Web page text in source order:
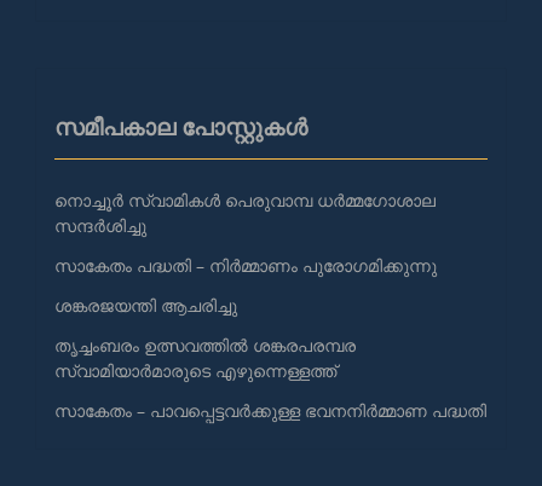
സമീപകാല പോസ്റ്റുകൾ
നൊച്ചൂർ സ്വാമികൾ പെരുവാമ്പ ധർമ്മഗോശാല
സന്ദർശിച്ചു
സാകേതം പദ്ധതി – നിർമ്മാണം പുരോഗമിക്കുന്നു
ശങ്കരജയന്തി ആചരിച്ചു
തൃച്ചംബരം ഉത്സവത്തിൽ ശങ്കരപരമ്പര
സ്വാമിയാർമാരുടെ എഴുന്നെള്ളത്ത്
സാകേതം – പാവപ്പെട്ടവർക്കുള്ള ഭവനനിർമ്മാണ പദ്ധതി